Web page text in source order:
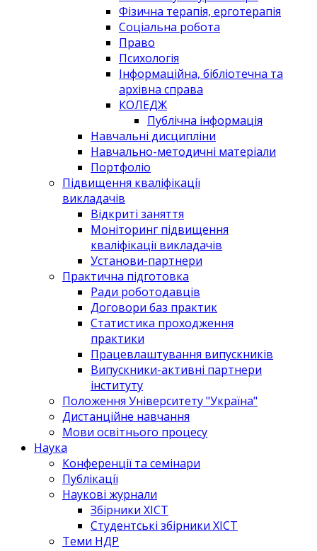
Фізична терапія, ерготерапія
Соціальна робота
Право
Психологія
Інформаційна, бібліотечна та
архівна справа
КОЛЕДЖ
Публічна інформація
Навчальні дисципліни
Навчально-методичні матеріали
Портфоліо
Підвищення кваліфікації
викладачів
Відкриті заняття
Моніторинг підвищення
кваліфікації викладачів
Установи-партнери
Практична підготовка
Ради роботодавців
Договори баз практик
Статистика проходження
практики
Працевлаштування випускників
Випускники-активні партнери
інституту
Положення Університету "Україна"
Дистанційне навчання
Мови освітнього процесу
Наука
Конференції та семінари
Публікації
Наукові журнали
Збірники ХІСТ
Студентські збірники ХІСТ
Теми НДР